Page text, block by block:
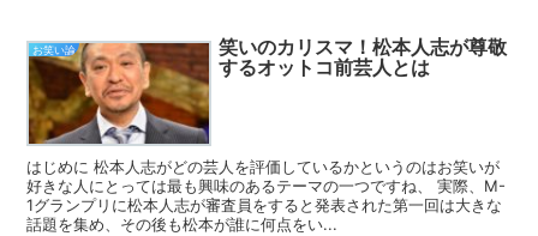
お笑い論
笑いのカリスマ！松本人志が尊敬
するオットコ前芸人とは
はじめに 松本人志がどの芸人を評価しているかというのはお笑いが
好きな人にとっては最も興味のあるテーマの一つですね、 実際、M-
1グランプリに松本人志が審査員をすると発表された第一回は大きな
話題を集め、その後も松本が誰に何点をい...